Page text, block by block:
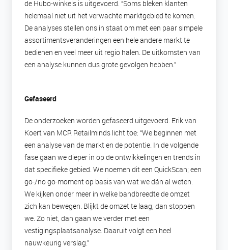
de Hubo-winkels is uitgevoerd. “Soms bleken klanten
helemaal niet uit het verwachte marktgebied te komen.
De analyses stellen ons in staat om met een paar simpele
assortimentsveranderingen een hele andere markt te
bedienen en veel meer uit regio halen. De uitkomsten van
een analyse kunnen dus grote gevolgen hebben.”
Gefaseerd
De onderzoeken worden gefaseerd uitgevoerd. Erik van
Koert van MCR Retailminds licht toe: “We beginnen met
een analyse van de markt en de potentie. In de volgende
fase gaan we dieper in op de ontwikkelingen en trends in
dat specifieke gebied. We noemen dit een QuickScan; een
go-/no go-moment op basis van wat we dán al weten.
We kijken onder meer in welke bandbreedte de omzet
zich kan bewegen. Blijkt de omzet te laag, dan stoppen
we. Zo niet, dan gaan we verder met een
vestigingsplaatsanalyse. Daaruit volgt een heel
nauwkeurig verslag.”